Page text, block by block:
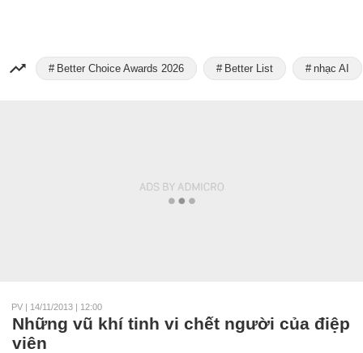
Better Choice Awards 2026 Better List nhạc AI
PV | 14/11/2013 | 12:00
Những vũ khí tinh vi chết người của điệp
viên